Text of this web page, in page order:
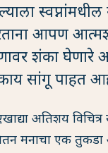
आपण
शंका घेणारे
सांगू पाहत
अतिशय
मनाचा एक